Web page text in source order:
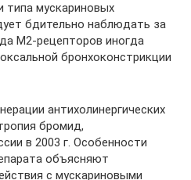
типа мускариновых
бдительно наблюдать за
М2-рецепторов иногда
бронхоконстрикции
антихолинергических
бромид,
в 2003 г. Особенности
объясняют
с мускариновыми